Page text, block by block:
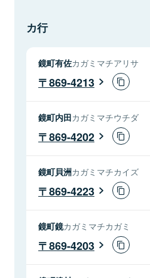
カ行
鏡町有佐カガミマチアリサ
869-4213
鏡町内田カガミマチウチダ
869-4202
鏡町貝洲カガミマチカイズ
869-4223
鏡町鏡カガミマチカガミ
869-4203